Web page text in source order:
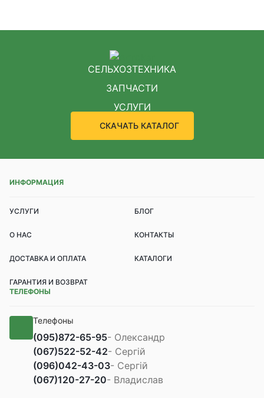
СЕЛЬХОЗТЕХНИКА
ЗАПЧАСТИ
УСЛУГИ
СКАЧАТЬ КАТАЛОГ
ИНФОРМАЦИЯ
УСЛУГИ БЛОГ
О НАС КОНТАКТЫ
ДОСТАВКА И ОПЛАТА КАТАЛОГИ
ГАРАНТИЯ И ВОЗВРАТ
ТЕЛЕФОНЫ
Телефоны
(095)872-65-95- Олександр
(067)522-52-42- Сергій
(096)042-43-03- Сергій
(067)120-27-20- Владислав